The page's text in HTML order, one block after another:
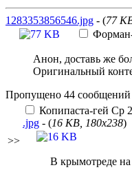
1283353856546.jpg - (77
Анон, доставь же
Оригинальный
Пропущено 44 сообщений
>>
Копипаста-гей Ср
.jpg - (16 KB, 180x238)
В крымотреде